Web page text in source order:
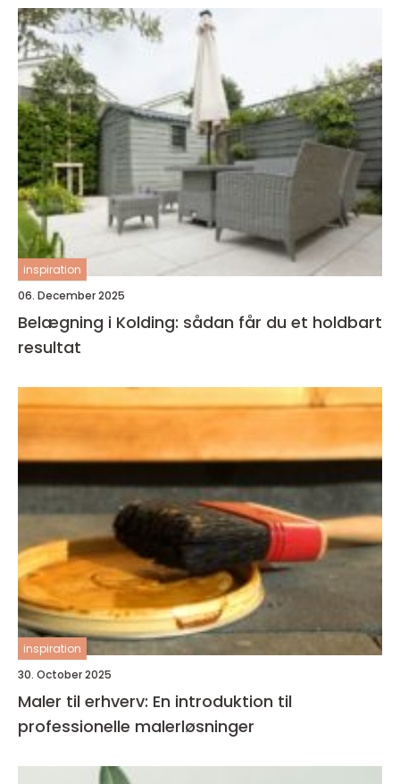
inspiration
06. December 2025
Belægning i Kolding: sådan får du et holdbart
resultat
inspiration
30. October 2025
Maler til erhverv: En introduktion til
professionelle malerløsninger